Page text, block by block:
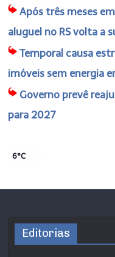
Após três meses
aluguel no RS volta a
Temporal causa
imóveis sem energia
Governo prevê
para 2027
6°C
Editorias